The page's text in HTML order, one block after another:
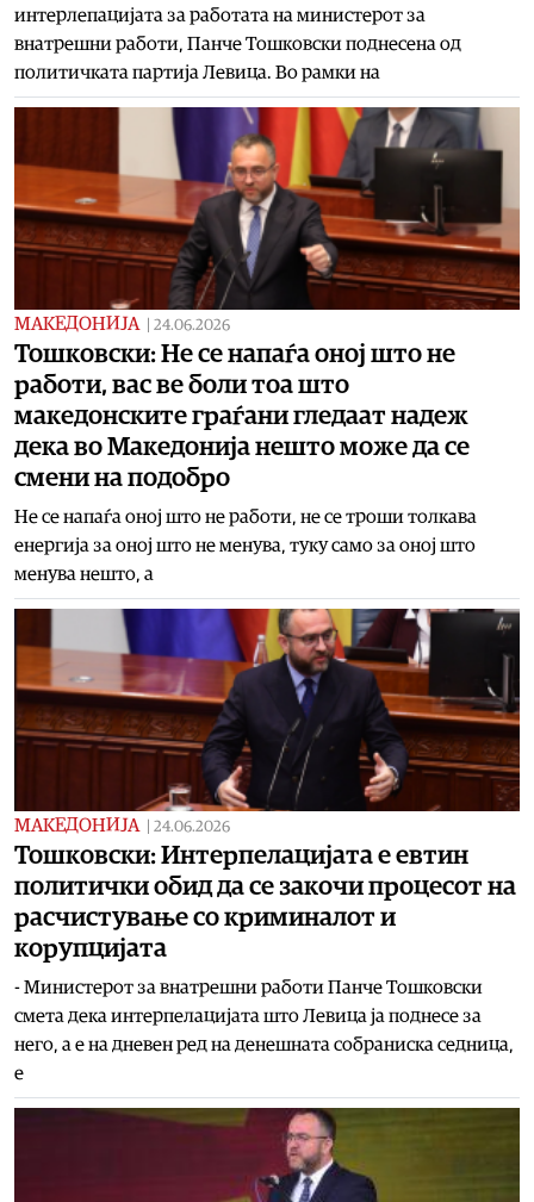
интерлепацијата за работата на министерот за
внатрешни работи, Панче Тошковски поднесена од
политичката партија Левица. Во рамки на
МАКЕДОНИЈА 24.06.2026
Тошковски: Не се напаѓа оној што не
работи, вас ве боли тоа што
македонските граѓани гледаат надеж
дека во Македонија нешто може да се
смени на подобро
Не се напаѓа оној што не работи, не се троши толкава
енергија за оној што не менува, туку само за оној што
менува нешто, а
МАКЕДОНИЈА 24.06.2026
Тошковски: Интерпелацијата е евтин
политички обид да се закочи процесот на
расчистување со криминалот и
корупцијата
- Министерот за внатрешни работи Панче Тошковски
смета дека интерпелацијата што Левица ја поднесе за
него, а е на дневен ред на денешната собраниска седница,
е